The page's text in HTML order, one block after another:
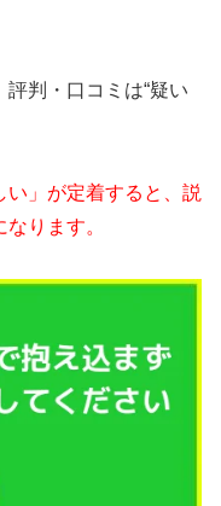
判・口コミは“疑い
」が定着すると、説
ります。